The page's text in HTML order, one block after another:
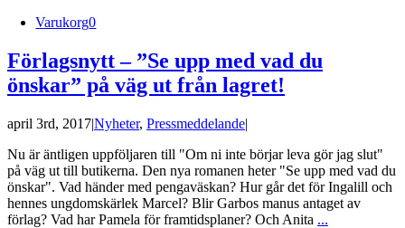
Varukorg0
Förlagsnytt – ”Se upp med vad du
önskar” på väg ut från lagret!
april 3rd, 2017|Nyheter, Pressmeddelande|
Nu är äntligen uppföljaren till "Om ni inte börjar leva gör jag slut"
på väg ut till butikerna. Den nya romanen heter "Se upp med vad du
önskar". Vad händer med pengaväskan? Hur går det för Ingalill och
hennes ungdomskärlek Marcel? Blir Garbos manus antaget av
förlag? Vad har Pamela för framtidsplaner? Och Anita ...